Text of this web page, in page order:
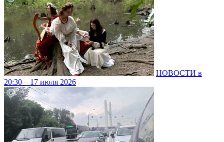
НОВОСТИ в
20:30 – 17 июля 2026